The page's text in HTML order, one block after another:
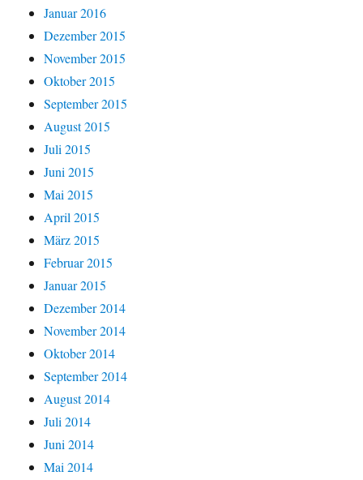
Januar 2016
Dezember 2015
November 2015
Oktober 2015
September 2015
August 2015
Juli 2015
Juni 2015
Mai 2015
April 2015
März 2015
Februar 2015
Januar 2015
Dezember 2014
November 2014
Oktober 2014
September 2014
August 2014
Juli 2014
Juni 2014
Mai 2014